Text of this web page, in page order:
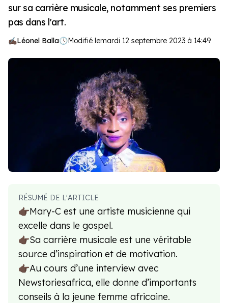
sur sa carrière musicale, notamment ses premiers
pas dans l'art.
Léonel Balla🕓Modifié lemardi 12 septembre 2023 à 14:49
RÉSUMÉ DE L'ARTICLE
👉🏿Mary-C est une artiste musicienne qui
excelle dans le gospel.
👉🏿Sa carrière musicale est une véritable
source d’inspiration et de motivation.
👉🏿Au cours d’une interview avec
Newstoriesafrica, elle donne d’importants
conseils à la jeune femme africaine.